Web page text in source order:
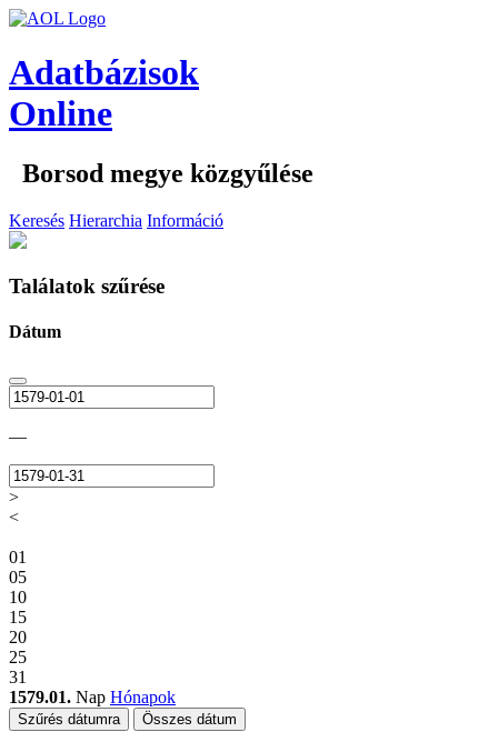
Adatbázisok
Online
Borsod megye közgyűlése
Keresés Hierarchia Információ
Találatok szűrése
Dátum
—
>
<
01
05
10
15
20
25
31
1579.01. Nap Hónapok
Szűrés dátumra Összes dátum